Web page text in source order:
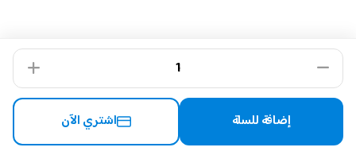
إضافة للسلة اشتري الآن